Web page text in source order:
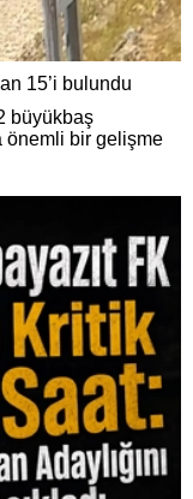
15’i bulundu
büyükbaş
önemli bir gelişme